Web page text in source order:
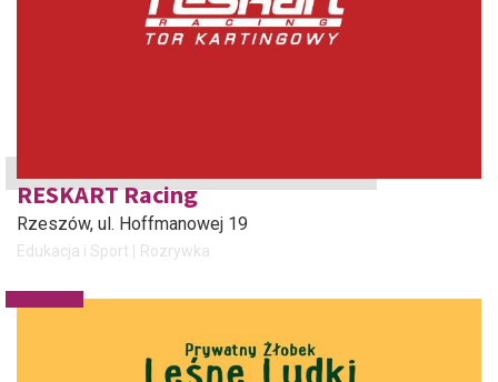
RESKART Racing
Rzeszów, ul. Hoffmanowej 19
Edukacja i Sport Rozrywka